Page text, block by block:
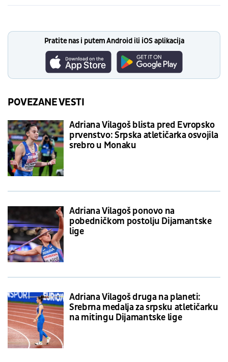
Pratite nas i putem Android ili iOS aplikacija
POVEZANE VESTI
Adriana Vilagoš blista pred Evropsko
prvenstvo: Srpska atletičarka osvojila
srebro u Monaku
Adriana Vilagoš ponovo na
pobedničkom postolju Dijamantske
lige
Adriana Vilagoš druga na planeti:
Srebrna medalja za srpsku atletičarku
na mitingu Dijamantske lige